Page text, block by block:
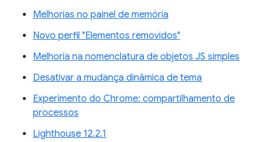
Melhorias no painel de memória
Novo perfil "Elementos removidos"
Melhoria na nomenclatura de objetos JS simples
Desativar a mudança dinâmica de tema
Experimento do Chrome: compartilhamento de
processos
Lighthouse 12.2.1